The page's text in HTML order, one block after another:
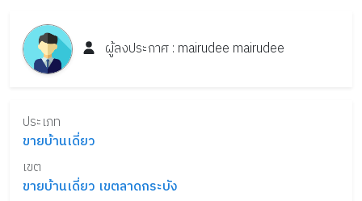
ผู้ลงประกาศ : mairudee mairudee
ประเภท
ขายบ้านเดี่ยว
เขต
ขายบ้านเดี่ยว เขตลาดกระบัง